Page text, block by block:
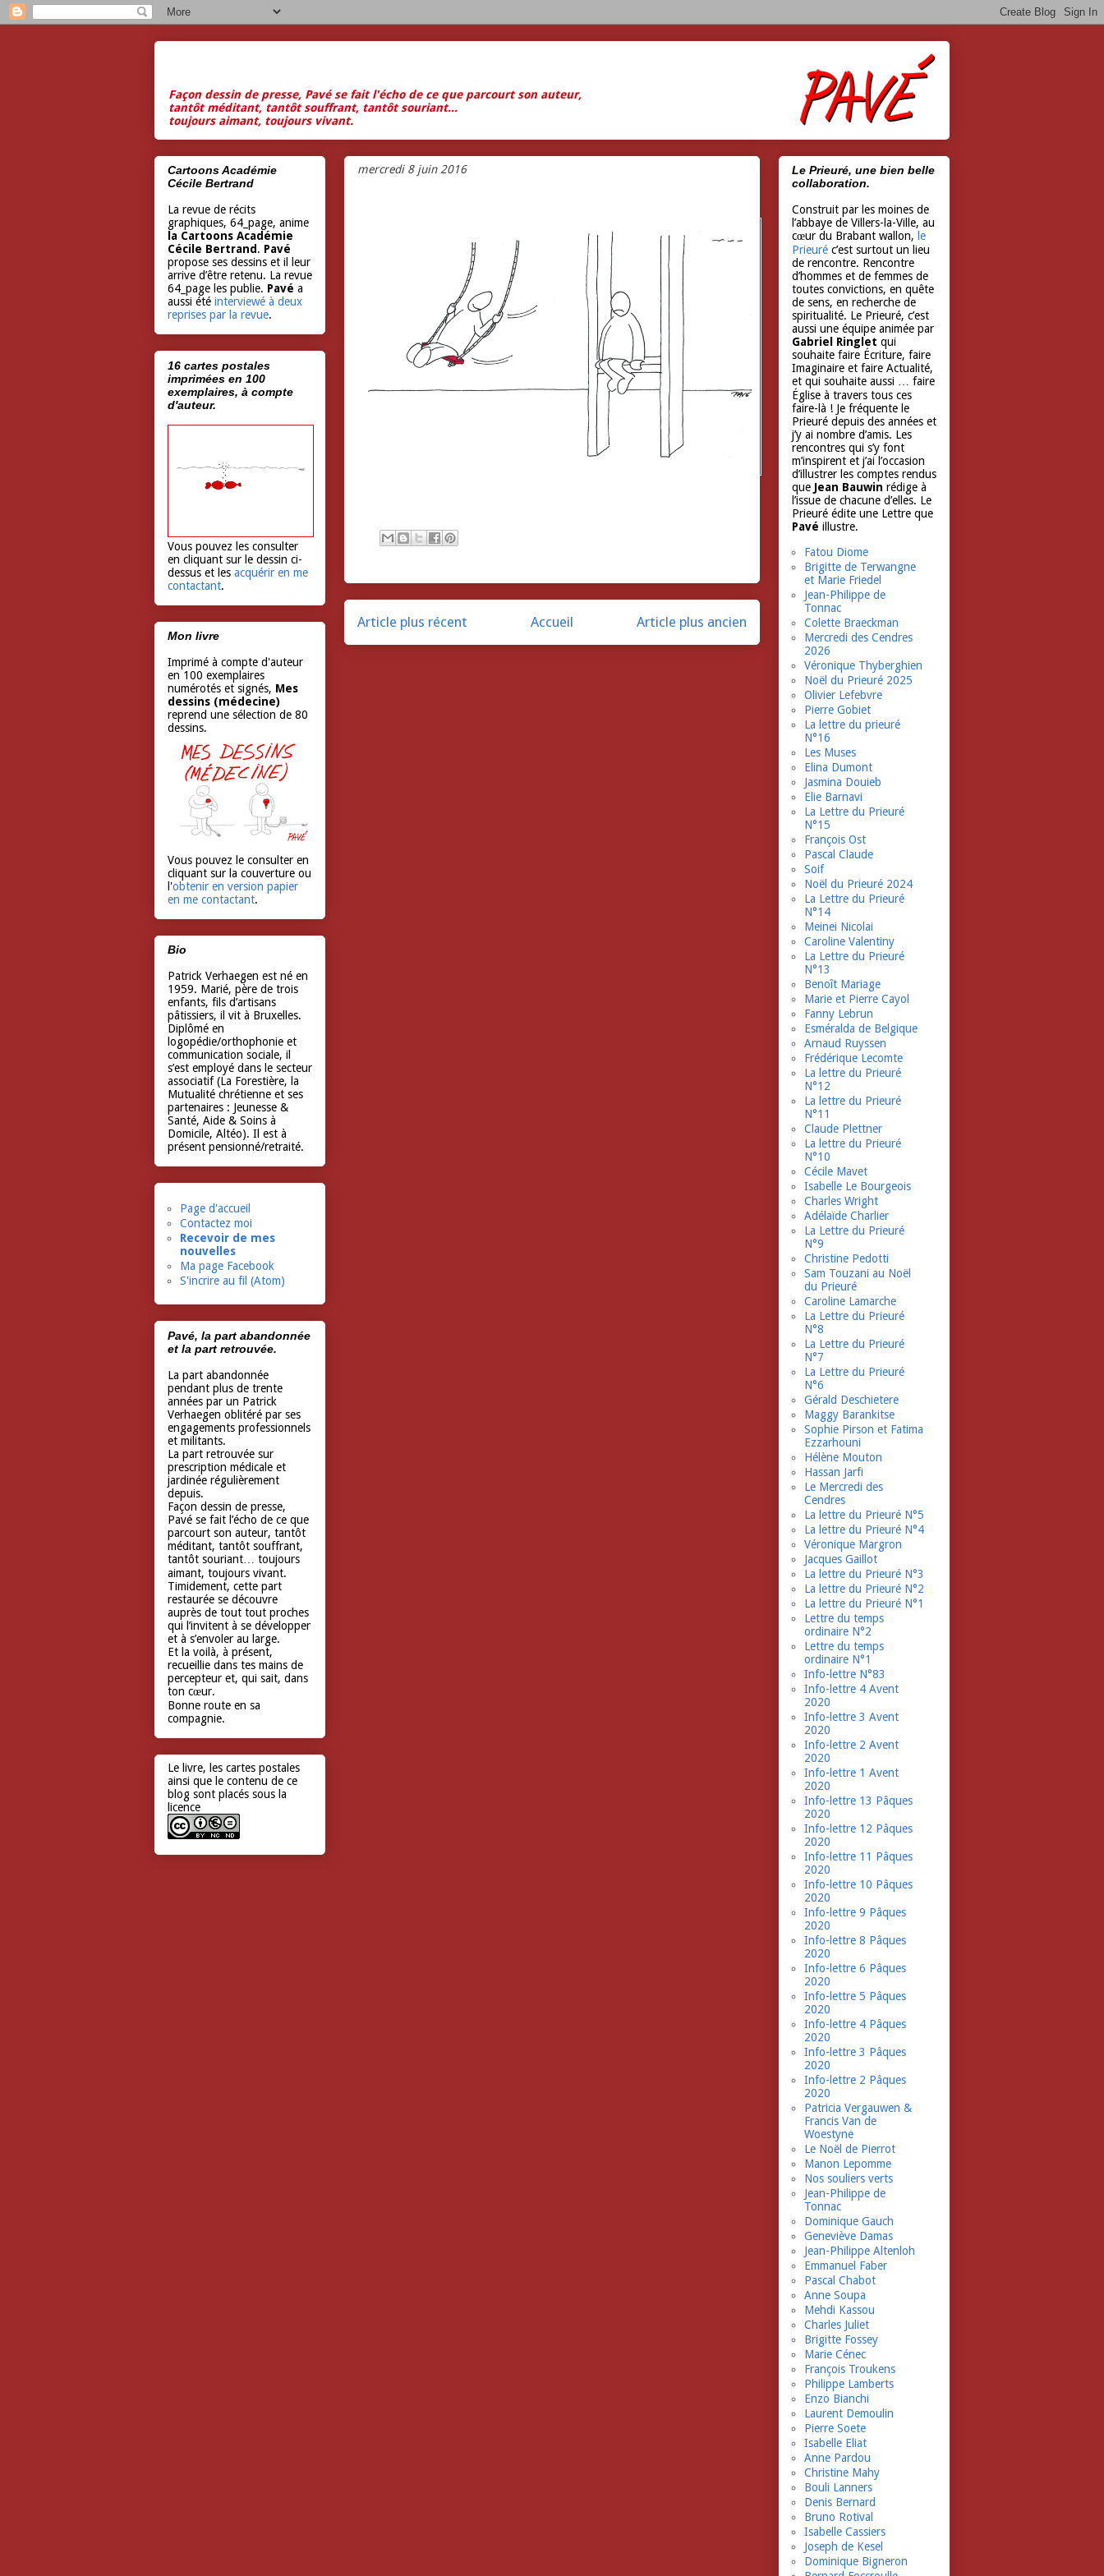
Façon dessin de presse, Pavé se fait l'écho de ce que parcourt son auteur,
tantôt méditant, tantôt souffrant, tantôt souriant...
toujours aimant, toujours vivant.
mercredi 8 juin 2016
Article plus récent Article plus ancien
Accueil
Cartoons Académie
Cécile Bertrand
La revue de récits
graphiques, 64_page, anime
la Cartoons Académie
Cécile Bertrand. Pavé
propose ses dessins et il leur
arrive d’être retenu. La revue
64_page les publie. Pavé a
aussi été interviewé à deux
reprises par la revue.
16 cartes postales
imprimées en 100
exemplaires, à compte
d'auteur.
Vous pouvez les consulter
en cliquant sur le dessin ci-
dessus et les acquérir en me
contactant.
Mon livre
Imprimé à compte d'auteur
en 100 exemplaires
numérotés et signés, Mes
dessins (médecine)
reprend une sélection de 80
dessins.
Vous pouvez le consulter en
cliquant sur la couverture ou
l'obtenir en version papier
en me contactant.
Bio
Patrick Verhaegen est né en
1959. Marié, père de trois
enfants, fils d’artisans
pâtissiers, il vit à Bruxelles.
Diplômé en
logopédie/orthophonie et
communication sociale, il
s’est employé dans le secteur
associatif (La Forestière, la
Mutualité chrétienne et ses
partenaires : Jeunesse &
Santé, Aide & Soins à
Domicile, Altéo). Il est à
présent pensionné/retraité.
Page d'accueil
Contactez moi
Recevoir de mes
nouvelles
Ma page Facebook
S'incrire au fil (Atom)
Pavé, la part abandonnée
et la part retrouvée.
La part abandonnée
pendant plus de trente
années par un Patrick
Verhaegen oblitéré par ses
engagements professionnels
et militants.
La part retrouvée sur
prescription médicale et
jardinée régulièrement
depuis.
Façon dessin de presse,
Pavé se fait l’écho de ce que
parcourt son auteur, tantôt
méditant, tantôt souffrant,
tantôt souriant… toujours
aimant, toujours vivant.
Timidement, cette part
restaurée se découvre
auprès de tout tout proches
qui l’invitent à se développer
et à s’envoler au large.
Et la voilà, à présent,
recueillie dans tes mains de
percepteur et, qui sait, dans
ton cœur.
Bonne route en sa
compagnie.
Le livre, les cartes postales
ainsi que le contenu de ce
blog sont placés sous la
licence
Le Prieuré, une bien belle
collaboration.
Construit par les moines de
l’abbaye de Villers-la-Ville, au
cœur du Brabant wallon, le
Prieuré c’est surtout un lieu
de rencontre. Rencontre
d’hommes et de femmes de
toutes convictions, en quête
de sens, en recherche de
spiritualité. Le Prieuré, c’est
aussi une équipe animée par
Gabriel Ringlet qui
souhaite faire Écriture, faire
Imaginaire et faire Actualité,
et qui souhaite aussi … faire
Église à travers tous ces
faire-là ! Je fréquente le
Prieuré depuis des années et
j’y ai nombre d’amis. Les
rencontres qui s’y font
m’inspirent et j’ai l’occasion
d’illustrer les comptes rendus
que Jean Bauwin rédige à
l’issue de chacune d’elles. Le
Prieuré édite une Lettre que
Pavé illustre.
Fatou Diome
Brigitte de Terwangne
et Marie Friedel
Jean-Philippe de
Tonnac
Colette Braeckman
Mercredi des Cendres
2026
Véronique Thyberghien
Noël du Prieuré 2025
Olivier Lefebvre
Pierre Gobiet
La lettre du prieuré
N°16
Les Muses
Elina Dumont
Jasmina Douieb
Elie Barnavi
La Lettre du Prieuré
N°15
François Ost
Pascal Claude
Soif
Noël du Prieuré 2024
La Lettre du Prieuré
N°14
Meinei Nicolai
Caroline Valentiny
La Lettre du Prieuré
N°13
Benoît Mariage
Marie et Pierre Cayol
Fanny Lebrun
Esméralda de Belgique
Arnaud Ruyssen
Frédérique Lecomte
La lettre du Prieuré
N°12
La lettre du Prieuré
N°11
Claude Plettner
La lettre du Prieuré
N°10
Cécile Mavet
Isabelle Le Bourgeois
Charles Wright
Adélaïde Charlier
La Lettre du Prieuré
N°9
Christine Pedotti
Sam Touzani au Noël
du Prieuré
Caroline Lamarche
La Lettre du Prieuré
N°8
La Lettre du Prieuré
N°7
La Lettre du Prieuré
N°6
Gérald Deschietere
Maggy Barankitse
Sophie Pirson et Fatima
Ezzarhouni
Hélène Mouton
Hassan Jarfi
Le Mercredi des
Cendres
La lettre du Prieuré N°5
La lettre du Prieuré N°4
Véronique Margron
Jacques Gaillot
La lettre du Prieuré N°3
La lettre du Prieuré N°2
La lettre du Prieuré N°1
Lettre du temps
ordinaire N°2
Lettre du temps
ordinaire N°1
Info-lettre N°83
Info-lettre 4 Avent
2020
Info-lettre 3 Avent
2020
Info-lettre 2 Avent
2020
Info-lettre 1 Avent
2020
Info-lettre 13 Pâques
2020
Info-lettre 12 Pâques
2020
Info-lettre 11 Pâques
2020
Info-lettre 10 Pâques
2020
Info-lettre 9 Pâques
2020
Info-lettre 8 Pâques
2020
Info-lettre 6 Pâques
2020
Info-lettre 5 Pâques
2020
Info-lettre 4 Pâques
2020
Info-lettre 3 Pâques
2020
Info-lettre 2 Pâques
2020
Patricia Vergauwen &
Francis Van de
Woestyne
Le Noël de Pierrot
Manon Lepomme
Nos souliers verts
Jean-Philippe de
Tonnac
Dominique Gauch
Geneviève Damas
Jean-Philippe Altenloh
Emmanuel Faber
Pascal Chabot
Anne Soupa
Mehdi Kassou
Charles Juliet
Brigitte Fossey
Marie Cénec
François Troukens
Philippe Lamberts
Enzo Bianchi
Laurent Demoulin
Pierre Soete
Isabelle Eliat
Anne Pardou
Christine Mahy
Bouli Lanners
Denis Bernard
Bruno Rotival
Isabelle Cassiers
Joseph de Kesel
Dominique Bigneron